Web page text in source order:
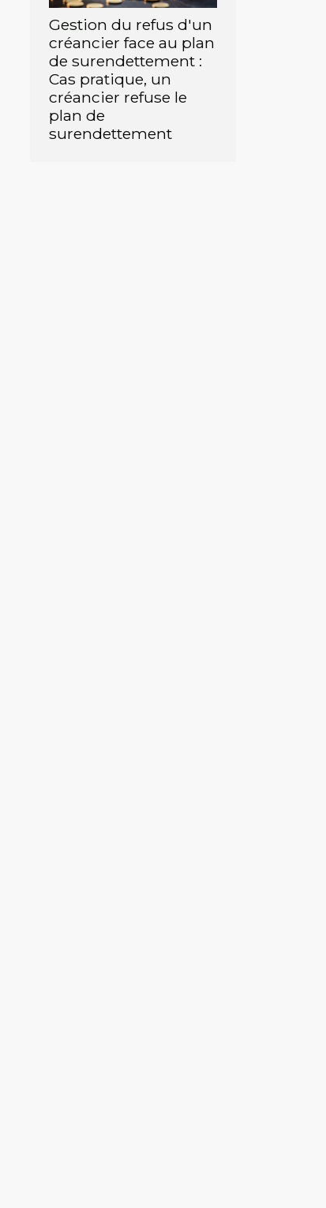
Gestion du refus d'un
créancier face au plan
de surendettement :
Cas pratique, un
créancier refuse le
plan de
surendettement